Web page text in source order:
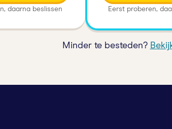
daarna beslissen Eerst proberen,
Minder te besteden?